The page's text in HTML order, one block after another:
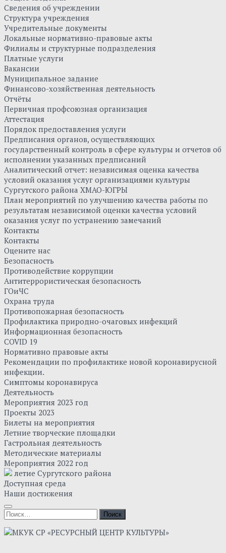
Сведения об учреждении
Структура учреждения
Учредительные документы
Локальные нормативно-правовые акты
Филиалы и структурные подразделения
Платные услуги
Вакансии
Муниципальное задание
Финансово-хозяйственная деятельность
Отчёты
Первичная профсоюзная организация
Аттестация
Порядок предоставления услуги
Предписания органов, осуществляющих
государственный контроль в сфере культуры и отчетов об
исполнении указанных предписаний
Аналитический отчет: независимая оценка качества
условий оказания услуг организациями культуры
Сургутского района ХМАО-ЮГРЫ
План мероприятий по улучшению качества работы по
результатам независимой оценки качества условий
оказания услуг по устранению замечаний
Контакты
Контакты
Оцените нас
Безопасность
Противодействие коррупции
Антитеррористическая безопасность
ГОиЧС
Охрана труда
Противопожарная безопасность
Профилактика природно-очаговых инфекций
Информационная безопасность
COVID 19
Нормативно правовые акты
Рекомендации по профилактике новой коронавирусной
инфекции.
Симптомы коронавируса
Деятельность
Мероприятия 2023 год
Проекты 2023
Билеты на мероприятия
Летние творческие площадки
Гастрольная деятельность
Методические материалы
Мероприятия 2022 год
летие Сургутского района
Доступная среда
Наши достижения
Найти: